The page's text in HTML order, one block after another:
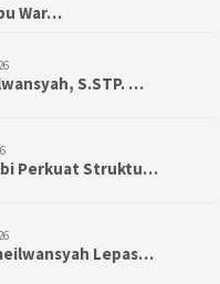
War…
S.STP. …
Perkuat Struktu…
Lepas…